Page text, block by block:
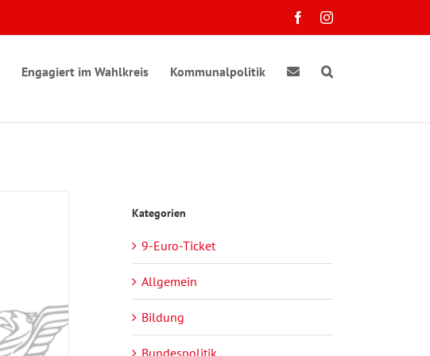
FacebookInstagram
Engagiert im Wahlkreis Kommunalpolitik
Kategorien
9-Euro-Ticket
Allgemein
Bildung